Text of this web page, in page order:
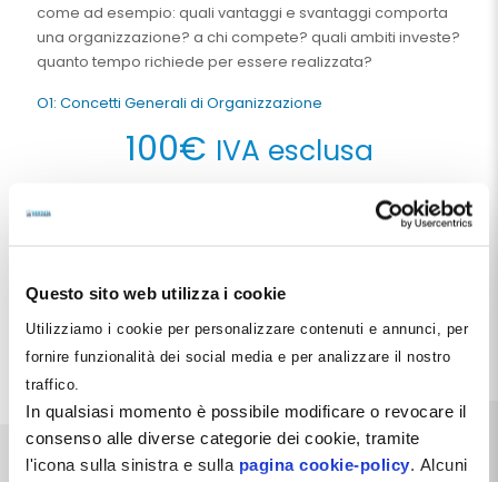
Questo sito web utilizza i cookie
Utilizziamo i cookie per personalizzare contenuti e annunci, per
fornire funzionalità dei social media e per analizzare il nostro
traffico.
In qualsiasi momento è possibile modificare o revocare il
consenso alle diverse categorie dei cookie, tramite
l'icona sulla sinistra e sulla pagina cookie-policy. Alcuni
come ad esempio: quali vantaggi e svantaggi comporta
una organizzazione? a chi compete? quali ambiti investe?
quanto tempo richiede per essere realizzata?
O1: Concetti Generali di Organizzazione
100€ IVA esclusa
FacebookPinterest
X LinkedInEmail WhatsApp